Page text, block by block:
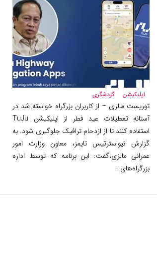
اپلیکیشن گردشگری
توریست مالزی – از کاربران بزرگراه‌ خواسته شد در
آستانه تعطیلات عید فطر از اپلیکیشن TuJu
استفاده کنند تا از ازدحام ترافیک جلوگیری شود. به
گزارش نیواسترتیس تایمز، معاون وزارت امور
عمرانی مالزی،گفت: این برنامه که توسط اداره
بزرگراه‌های...